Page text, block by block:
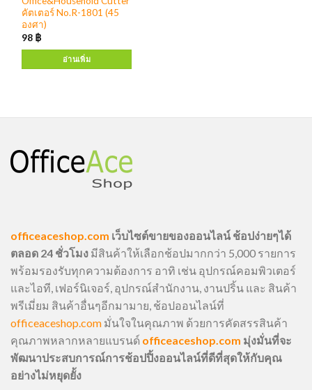
คัตเตอร์ No.R-1801 (45
องศา)
98 ฿
อ่านเพิ่ม
officeaceshop.com เว็บไซต์ขายของออนไลน์ ช้อปง่ายๆได้
ตลอด 24 ชั่วโมง มีสินค้าให้เลือกช้อปมากกว่า 5,000 รายการ
พร้อมรองรับทุกความต้องการ อาทิ เช่น อุปกรณ์คอมพิวเตอร์
และไอที, เฟอร์นิเจอร์, อุปกรณ์สำนักงาน, งานปริ้น และ สินค้า
พรีเมี่ยม สินค้าอื่นๆอีกมามาย, ช้อปออนไลน์ที่
officeaceshop.com มั่นใจในคุณภาพ ด้วยการคัดสรรสินค้า
คุณภาพหลากหลายแบรนด์ officeaceshop.com มุ่งมั่นที่จะ
พัฒนาประสบการณ์การช้อปปิ้งออนไลน์ที่ดีที่สุดให้กับคุณ
อย่างไม่หยุดยั้ง